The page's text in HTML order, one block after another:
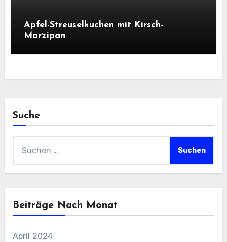
Apfel-Streuselkuchen mit Kirsch-
Marzipan
Suche
Beiträge Nach Monat
April 2024